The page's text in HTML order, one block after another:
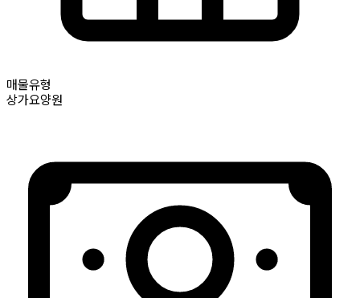
매물유형
상가요양원